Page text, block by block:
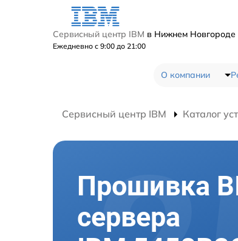
Сервисный центр IBM в Нижнем Новгороде
Ежедневно с 9:00 до 21:00
О компании
Сервисный центр IBM Каталог
Прошивка
сервера